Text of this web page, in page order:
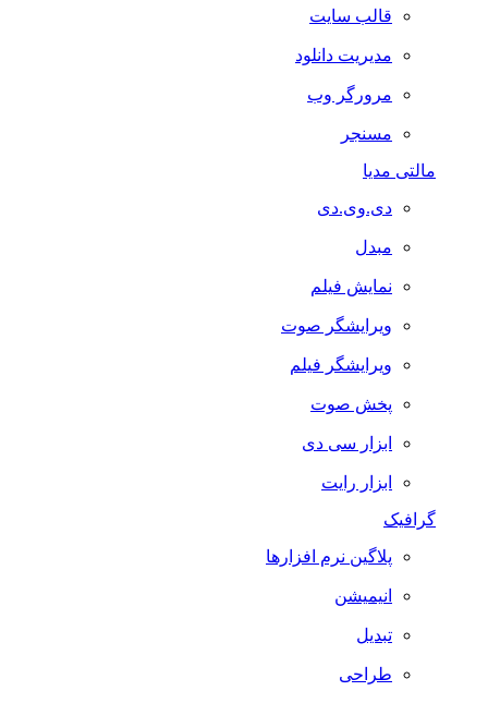
قالب سایت
مدیریت دانلود
مرورگر وب
مسنجر
مالتی مدیا
دی.وی.دی
مبدل
نمایش فیلم
ویرایشگر صوت
ویرایشگر فیلم
پخش صوت
ابزار سی دی
ابزار رایت
گرافیک
پلاگین نرم افزارها
انیمیشن
تبدیل
طراحی